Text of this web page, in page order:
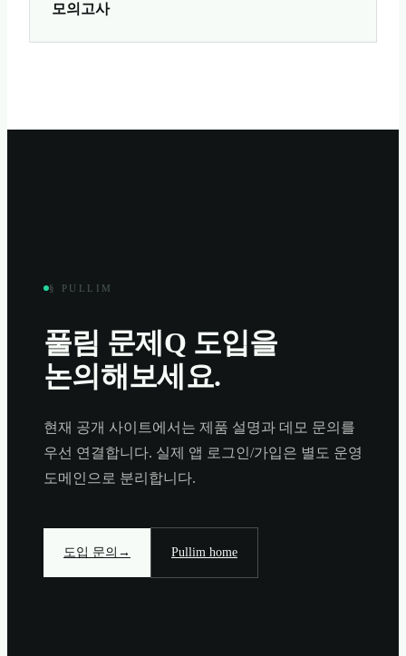
모의고사
§ PULLIM
풀림 문제Q 도입을
논의해보세요.
현재 공개 사이트에서는 제품 설명과 데모 문의를
우선 연결합니다. 실제 앱 로그인/가입은 별도 운영
도메인으로 분리합니다.
도입 문의 → Pullim home